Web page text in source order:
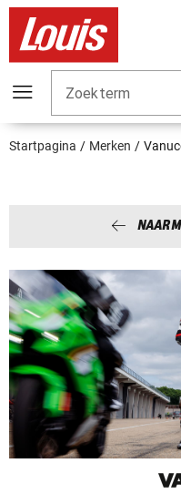
Zoekterm
Startpagina Merken
NAAR